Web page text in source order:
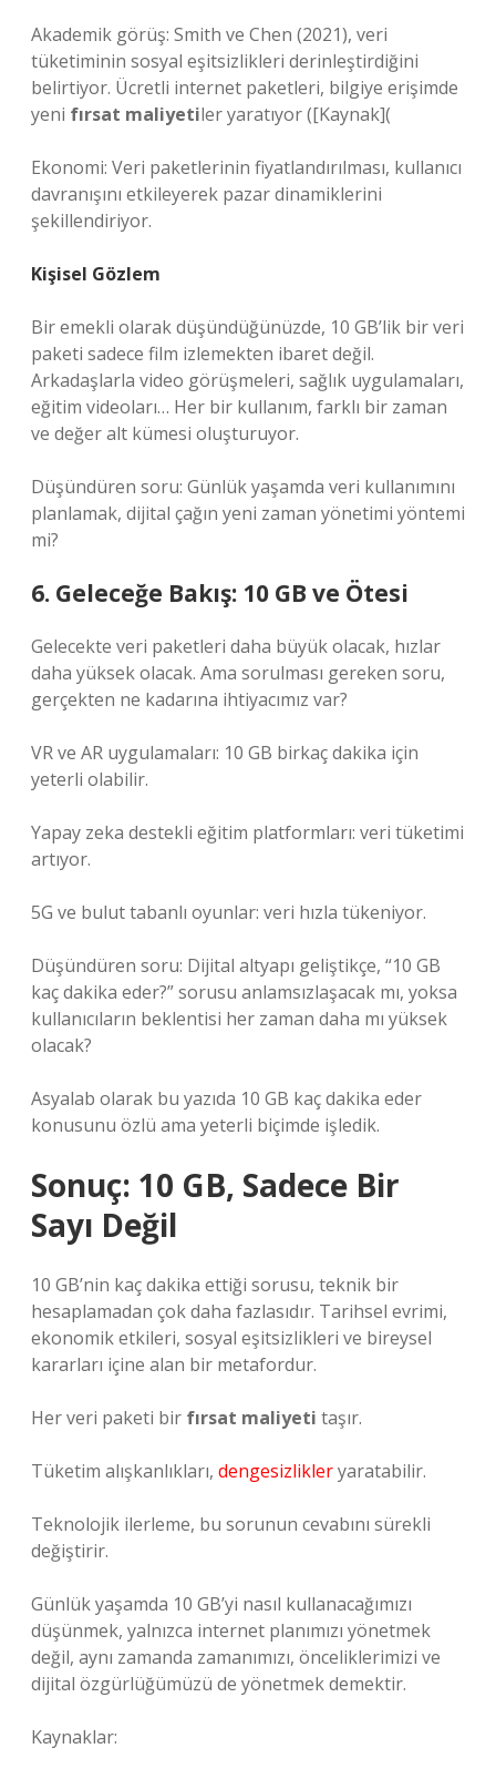
Akademik görüş: Smith ve Chen (2021), veri
tüketiminin sosyal eşitsizlikleri derinleştirdiğini
belirtiyor. Ücretli internet paketleri, bilgiye erişimde
yeni fırsat maliyetiler yaratıyor ([Kaynak](
Ekonomi: Veri paketlerinin fiyatlandırılması, kullanıcı
davranışını etkileyerek pazar dinamiklerini
şekillendiriyor.
Kişisel Gözlem
Bir emekli olarak düşündüğünüzde, 10 GB’lik bir veri
paketi sadece film izlemekten ibaret değil.
Arkadaşlarla video görüşmeleri, sağlık uygulamaları,
eğitim videoları… Her bir kullanım, farklı bir zaman
ve değer alt kümesi oluşturuyor.
Düşündüren soru: Günlük yaşamda veri kullanımını
planlamak, dijital çağın yeni zaman yönetimi yöntemi
mi?
6. Geleceğe Bakış: 10 GB ve Ötesi
Gelecekte veri paketleri daha büyük olacak, hızlar
daha yüksek olacak. Ama sorulması gereken soru,
gerçekten ne kadarına ihtiyacımız var?
VR ve AR uygulamaları: 10 GB birkaç dakika için
yeterli olabilir.
Yapay zeka destekli eğitim platformları: veri tüketimi
artıyor.
5G ve bulut tabanlı oyunlar: veri hızla tükeniyor.
Düşündüren soru: Dijital altyapı geliştikçe, “10 GB
kaç dakika eder?” sorusu anlamsızlaşacak mı, yoksa
kullanıcıların beklentisi her zaman daha mı yüksek
olacak?
Asyalab olarak bu yazıda 10 GB kaç dakika eder
konusunu özlü ama yeterli biçimde işledik.
Sonuç: 10 GB, Sadece Bir
Sayı Değil
10 GB’nin kaç dakika ettiği sorusu, teknik bir
hesaplamadan çok daha fazlasıdır. Tarihsel evrimi,
ekonomik etkileri, sosyal eşitsizlikleri ve bireysel
kararları içine alan bir metafordur.
Her veri paketi bir fırsat maliyeti taşır.
Tüketim alışkanlıkları, dengesizlikleryaratabilir.
Teknolojik ilerleme, bu sorunun cevabını sürekli
değiştirir.
Günlük yaşamda 10 GB’yi nasıl kullanacağımızı
düşünmek, yalnızca internet planımızı yönetmek
değil, aynı zamanda zamanımızı, önceliklerimizi ve
dijital özgürlüğümüzü de yönetmek demektir.
Kaynaklar: